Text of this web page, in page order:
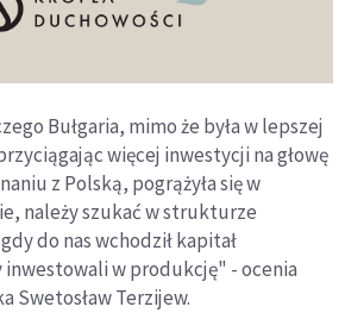
Bułgaria, mimo że była w lepszej
więcej inwestycji na głowę
z Polską, pogrążyła się w
należy szukać w strukturze
do nas wchodził kapitał
w produkcję" - ocenia
Swetosław Terzijew.